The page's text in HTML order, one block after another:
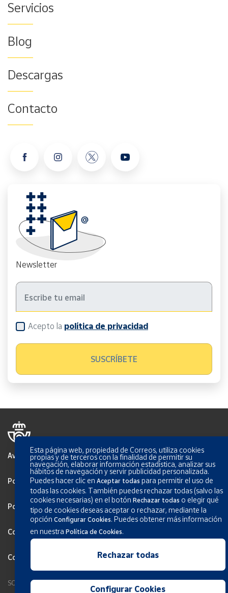
Servicios
Blog
Descargas
Contacto
Newsletter
Acepto la política de privacidad
Aviso Legal
Política de privacidad
Política de Cookies
Configurar Cookies
Condiciones generales de los servicios
SOCIEDAD ESTATAL CORREOS Y TELÉGRAFOS, S.A., S.M.E. Todos los
Esta página web, propiedad de Correos, utiliza cookies
propias y de terceros con la finalidad de permitir su
navegación, elaborar información estadística, analizar sus
hábitos de navegación y servir publicidad personalizada.
Puedes hacer clic enAceptar todas para permitir el uso de
todas las cookies. También puedes rechazar todas (salvo las
cookies necesarias) en el botónRechazar todas o elegir qué
tipo de cookies deseas aceptar o rechazar, mediante la
opciónConfigurar Cookies. Puedes obtener más información
en nuestraPolítica de Cookies.
Rechazar todas
Configurar Cookies